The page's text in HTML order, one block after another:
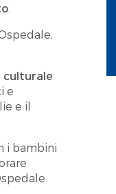
culturale
e
e il
i bambini